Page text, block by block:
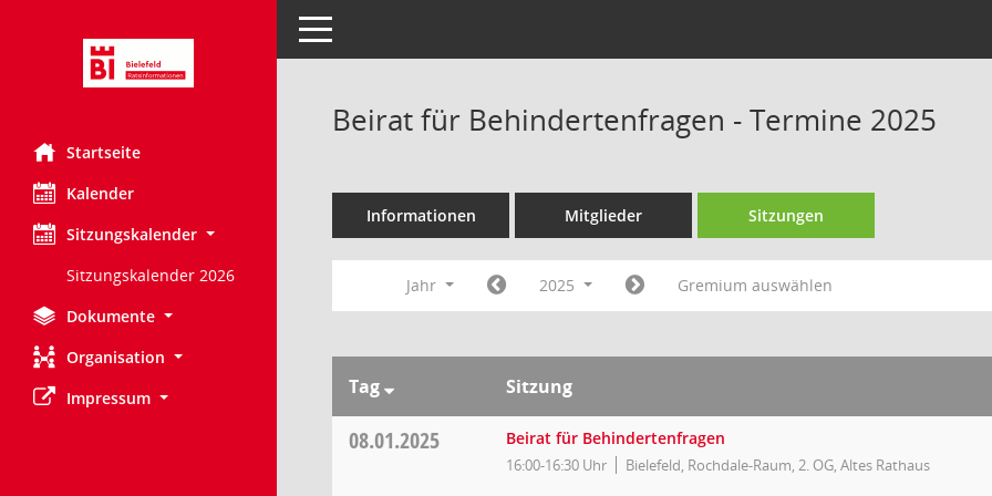
Startseite
Kalender
Sitzungskalender
Sitzungskalender 2026
Dokumente
Organisation
Impressum
Toggle navigation
Beirat für Behindertenfragen - Termine 2025
Informationen Mitglieder Sitzungen
Jahr 2025 Gremium auswählen
Tag Sitzung
08.01.2025 Beirat für Behindertenfragen
16:00-16:30 Uhr Bielefeld, Rochdale-Raum, 2. OG, Altes Rathaus